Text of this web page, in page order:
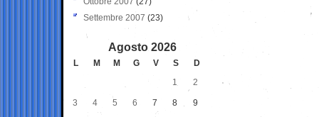
Settembre 2007 (23)
Agosto 2026
L M M G V S
D
1
2
3 4 5 6 7 8 9